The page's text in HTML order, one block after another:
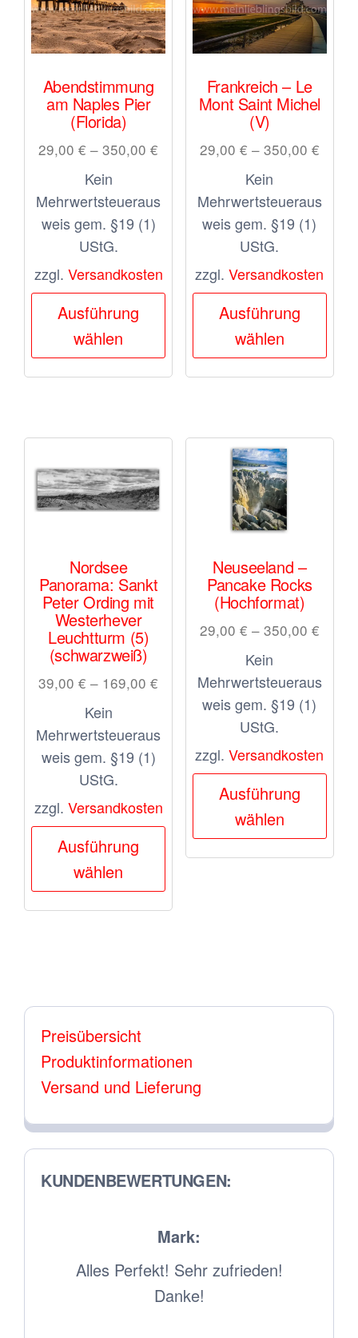
Abendstimmung
am Naples Pier
(Florida)
29,00€ –350,00€
Kein
Mehrwertsteueraus
weis gem. §19 (1)
UStG.
zzgl. Versandkosten
Ausführung
wählen
Dieses
Produkt
weist
mehrere
Produktseite
gewählt
werden
Frankreich – Le
Mont Saint Michel
(V)
29,00 € – 350,00 €
Kein
Mehrwertsteueraus
weis gem. §19 (1)
UStG.
zzgl.Versandkosten
Ausführung
wählen
Nordsee
Panorama: Sankt
Peter Ording mit
Westerhever
Leuchtturm (5)
(schwarzweiß)
39,00€ – 169,00€
Kein
Mehrwertsteueraus
weis gem. §19 (1)
UStG.
zzgl. Versandkosten
Ausführung
wählen
Dieses
Produkt
weist
mehrere
Optionen
auf
der
gewählt
Neuseeland –
Pancake Rocks
(Hochformat)
29,00 € – 350,00 €
Kein
Mehrwertsteueraus
weis gem. §19 (1)
UStG.
zzgl.Versandkosten
Ausführung
wählen
auf
Preisübersicht
Produktinformationen
Versand und Lieferung
KUNDENBEWERTUNGEN:
Mark:
Alles Perfekt! Sehr zufrieden!
Danke!